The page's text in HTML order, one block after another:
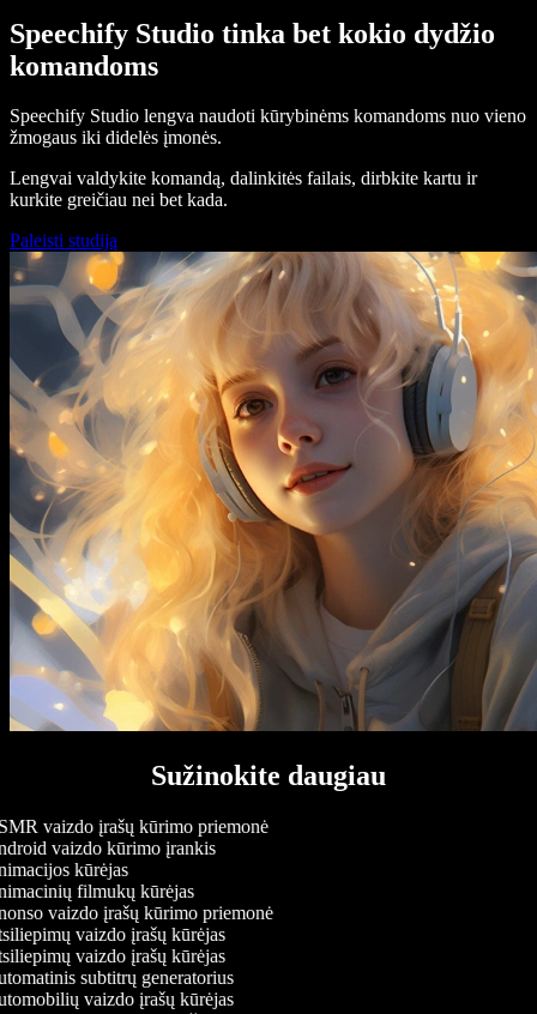
Speechify Studio tinka bet kokio dydžio
komandoms
Speechify Studio lengva naudoti kūrybinėms komandoms nuo vieno
žmogaus iki didelės įmonės.
Lengvai valdykite komandą, dalinkitės failais, dirbkite kartu ir
kurkite greičiau nei bet kada.
Paleisti studiją
Sužinokite daugiau
vaizdo įrašų kūrimo priemonė
vaizdo kūrimo įrankis
kūrėjas
filmukų kūrėjas
vaizdo įrašų kūrimo priemonė
vaizdo įrašų kūrėjas
vaizdo įrašų kūrėjas
subtitrų generatorius
vaizdo įrašų kūrėjas